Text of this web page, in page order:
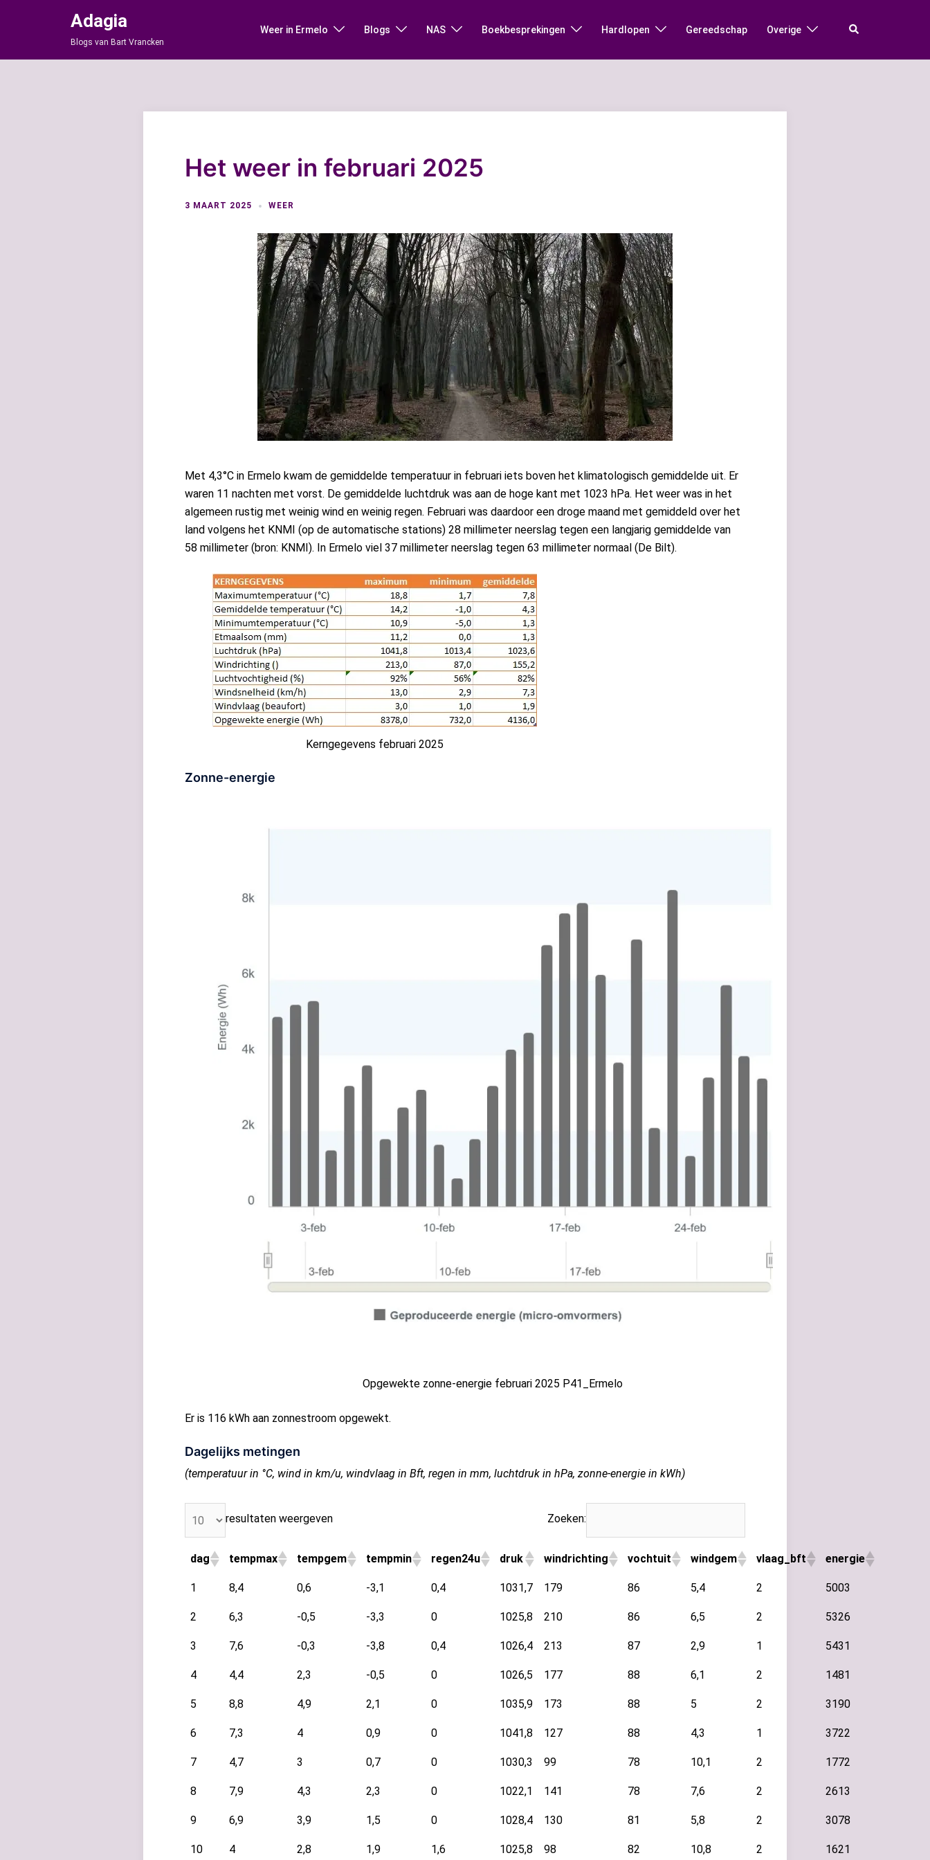
inhoud
Adagia
Blogs van Bart Vrancken
Weer in Ermelo Blogs NAS Boekbesprekingen Hardlopen Gereedschap Overige Zoeken
Het weer in februari 2025
3 MAART 2025 WEER
Met 4,3°C in Ermelo kwam de gemiddelde temperatuur in februari iets boven het klimatologisch gemiddelde uit. Er
waren 11 nachten met vorst. De gemiddelde luchtdruk was aan de hoge kant met 1023 hPa. Het weer was in het
algemeen rustig met weinig wind en weinig regen. Februari was daardoor een droge maand met gemiddeld over het
land volgens het KNMI (op de automatische stations) 28 millimeter neerslag tegen een langjarig gemiddelde van
58 millimeter (bron: KNMI). In Ermelo viel 37 millimeter neerslag tegen 63 millimeter normaal (De Bilt).
Kerngegevens februari 2025
Zonne-energie
Opgewekte zonne-energie februari 2025 P41_Ermelo
Er is 116 kWh aan zonnestroom opgewekt.
Dagelijks metingen
(temperatuur in °C, wind in km/u, windvlaag in Bft, regen in mm, luchtdruk in hPa, zonne-energie in kWh)
resultaten weergeven Zoeken:
dag tempmax tempgem tempmin regen24u druk windrichting vochtuit windgem vlaag_bft energie
1 8,4 0,6 -3,1 0,4 1031,7 179 86 5,4 2 5003
2 6,3 -0,5 -3,3 0 1025,8 210 86 6,5 2 5326
3 7,6 -0,3 -3,8 0,4 1026,4 213 87 2,9 1 5431
4 4,4 2,3 -0,5 0 1026,5 177 88 6,1 2 1481
5 8,8 4,9 2,1 0 1035,9 173 88 5 2 3190
6 7,3 4 0,9 0 1041,8 127 88 4,3 1 3722
7 4,7 3 0,7 0 1030,3 99 78 10,1 2 1772
8 7,9 4,3 2,3 0 1022,1 141 78 7,6 2 2613
9 6,9 3,9 1,5 0 1028,4 130 81 5,8 2 3078
10 4 2,8 1,9 1,6 1025,8 98 82 10,8 2 1621